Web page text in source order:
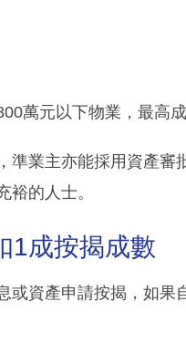
萬元以下物業，最高
準業主亦能採用資產
裕的人士。
1成按揭成數
或資產申請按揭，如